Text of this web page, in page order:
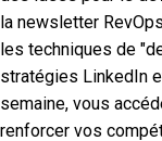
la newsletter
les techniques de
stratégies LinkedIn
semaine, vous
renforcer vos